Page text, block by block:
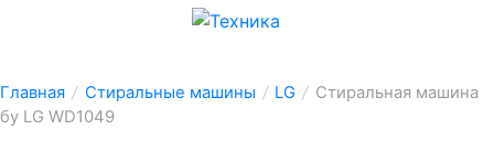
Главная / Стиральные машины / LG / Стиральная машина
бу LG WD1049